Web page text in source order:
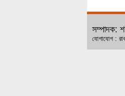
সম্পাদক:
যোগাযোগ :